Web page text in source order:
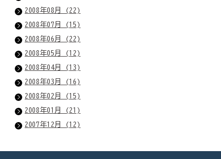
2008年08月 (22)
2008年07月 (15)
2008年06月 (22)
2008年05月 (12)
2008年04月 (13)
2008年03月 (16)
2008年02月 (15)
2008年01月 (21)
2007年12月 (12)